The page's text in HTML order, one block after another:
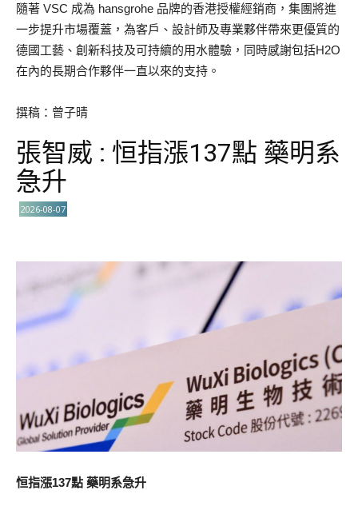
隨著 VSC 成為 hansgrohe 品牌的香港授權經銷商，集團將進
一步提升市場覆蓋，為客戶、設計師及專業夥伴帶來更優質的
德國工藝、創新科技及可持續的用水體驗，同時感謝包括H2O
在內的長期合作夥伴一直以來的支持。
撰稿：曾子晴
張智威 : 恒指漲137點 藥明系
急升
2026-08-07
恒指漲137點 藥明系急升